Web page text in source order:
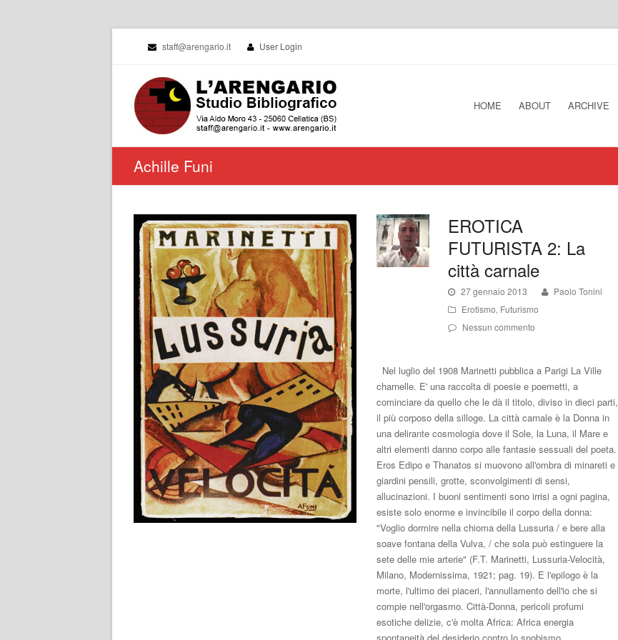
staff@arengario.it User Login
HOME ABOUT ARCHIVE
Achille Funi
EROTICA
FUTURISTA 2: La
città carnale
27 gennaio 2013
Paolo Tonini
Erotismo, Futurismo
Nessun commento
Nel luglio del 1908 Marinetti pubblica a Parigi La Ville
charnelle. E' una raccolta di poesie e poemetti, a
cominciare da quello che le dà il titolo, diviso in dieci parti,
il più corposo della silloge. La città carnale è la Donna in
una delirante cosmologia dove il Sole, la Luna, il Mare e
altri elementi danno corpo alle fantasie sessuali del poeta.
Eros Edipo e Thanatos si muovono all'ombra di minareti e
giardini pensili, grotte, sconvolgimenti di sensi,
allucinazioni. I buoni sentimenti sono irrisi a ogni pagina,
esiste solo enorme e invincibile il corpo della donna:
"Voglio dormire nella chioma della Lussuria / e bere alla
soave fontana della Vulva, / che sola può estinguere la
sete delle mie arterie" (F.T. Marinetti, Lussuria-Velocità,
Milano, Modernissima, 1921; pag. 19). E l'epilogo è la
morte, l'ultimo dei piaceri, l'annullamento dell'io che si
compie nell'orgasmo. Città-Donna, pericoli profumi
esotiche delizie, c'è molta Africa: Africa energia